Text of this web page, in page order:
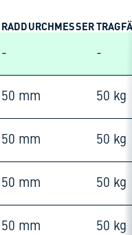
RADDURCHMESSER
- -
50 mm 50 kg
50 mm 50 kg
50 mm 50 kg
50 mm 50 kg